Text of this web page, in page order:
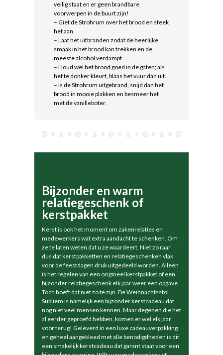
veilig staat en er geen brandbare
voorwerpen in de buurt zijn!
– Giet de Strohrum over het brood en steek
het aan.
– Laat het uitbranden zodat de heerlijke
smaak in het brood kan trekken en de
meeste alcohol verdampt.
– Houd wel het brood goed in de gaten; als
het te donker kleurt, blaas het vuur dan uit.
– Is de Strohrum uitgebrand, snijd dan het
brood in mooie plakken en besmeer het
met de vanilleboter.
Bijzonder en warm
relatiegeschenk of
kerstpakket
Kerst is ook het moment om zakenrelaties en
medewerkers wat extra aandacht te schenken. Om
ze te laten weten dat u ze waardeert. Niet zo raar
dus dat kerstpakketten en relatiegeschenken vlak
voor de feestdagen druk uitgedeeld worden. Alleen
is het regelen van een origineel kerstpakket of een
bijzonder relatiegeschenk elk jaar weer een opgave.
Toch hoeft dat niet zo te zijn. De Weihnachtsstol
Subliem is namelijk een bijzonder kerstcadeau dat
nog niet veel mensen kennen. Maar degenen die het
al eerder geproefd hebben, komen er wel elk jaar
voor terug! Geleverd in een luxe cadeauverpakking
en geheel aangekleed met alle benodigdheden is dit
een smakelijk kerstcadeau dat garant staat voor een